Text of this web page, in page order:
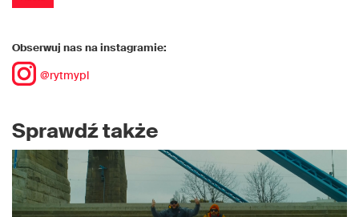
Obserwuj nas na instagramie:
@rytmypl
Sprawdź także